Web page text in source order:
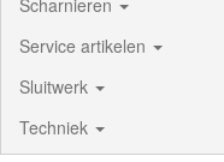
Service artikelen
Sluitwerk
Techniek